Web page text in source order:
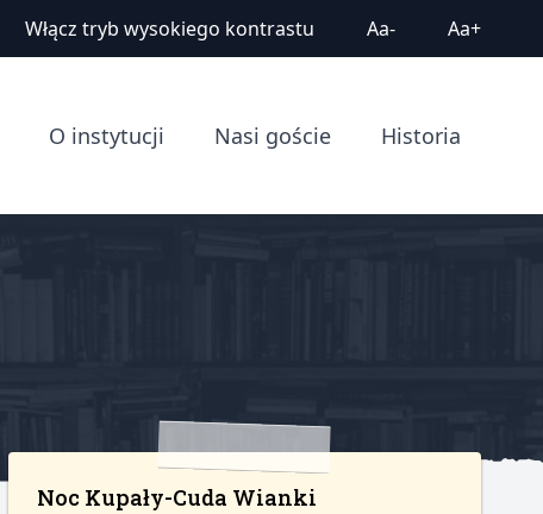
Włącz tryb wysokiego kontrastu Aa- Aa+
O instytucji Nasi goście Historia
Noc Kupały-Cuda Wianki